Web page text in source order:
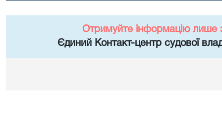
Отримуйте інформацію лише
Єдиний Контакт-центр судової